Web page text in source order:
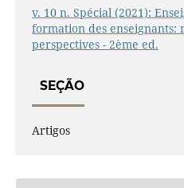
v. 10 n. Spécial (2021):
formation des enseignants:
perspectives - 2ème ed.
SEÇÃO
Artigos